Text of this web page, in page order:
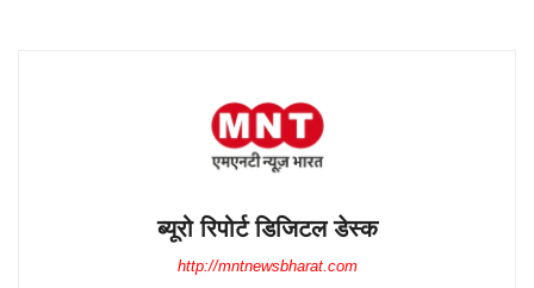
ब्यूरो रिपोर्ट डिजिटल डेस्क
http://mntnewsbharat.com